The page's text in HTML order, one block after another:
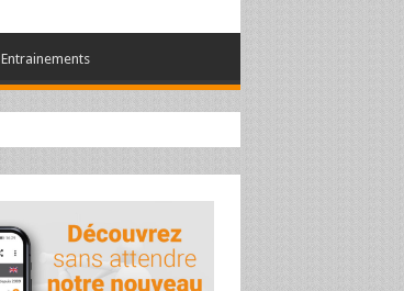
Entrainements